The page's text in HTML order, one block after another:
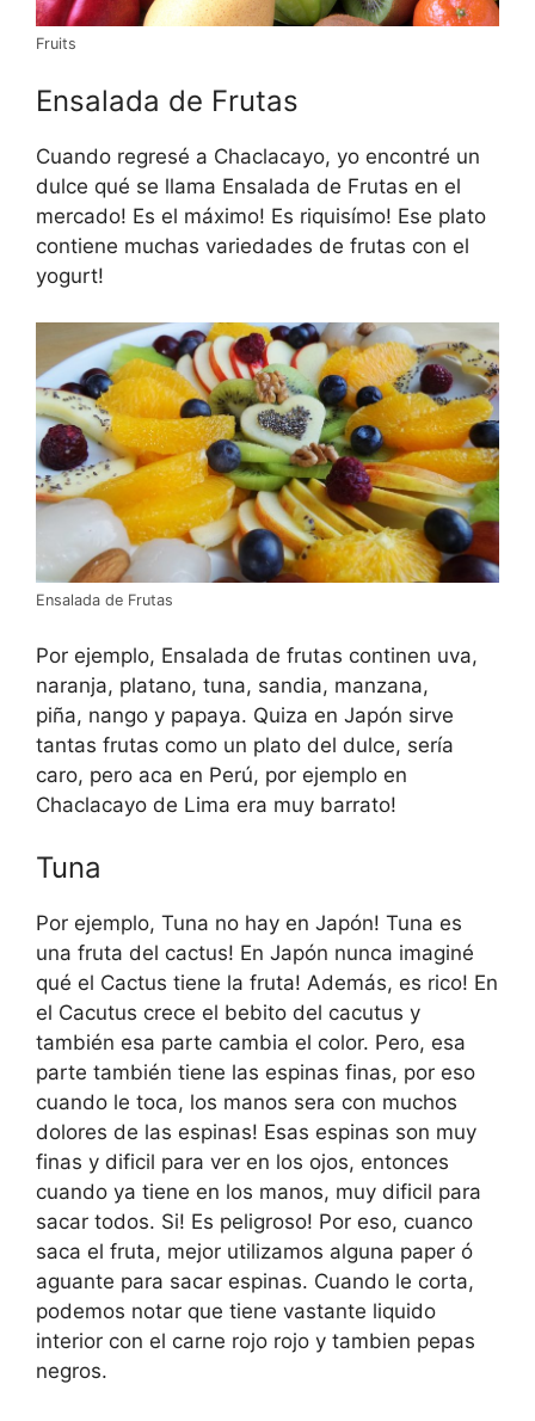
Fruits
Ensalada de Frutas
Cuando regresé a Chaclacayo, yo encontré un
dulce qué se llama Ensalada de Frutas en el
mercado! Es el máximo! Es riquisímo! Ese plato
contiene muchas variedades de frutas con el
yogurt!
Ensalada de Frutas
Por ejemplo, Ensalada de frutas continen uva,
naranja, platano, tuna, sandia, manzana,
piña, nango y papaya. Quiza en Japón sirve
tantas frutas como un plato del dulce, sería
caro, pero aca en Perú, por ejemplo en
Chaclacayo de Lima era muy barrato!
Tuna
Por ejemplo, Tuna no hay en Japón! Tuna es
una fruta del cactus! En Japón nunca imaginé
qué el Cactus tiene la fruta! Además, es rico! En
el Cacutus crece el bebito del cacutus y
también esa parte cambia el color. Pero, esa
parte también tiene las espinas finas, por eso
cuando le toca, los manos sera con muchos
dolores de las espinas! Esas espinas son muy
finas y dificil para ver en los ojos, entonces
cuando ya tiene en los manos, muy dificil para
sacar todos. Si! Es peligroso! Por eso, cuanco
saca el fruta, mejor utilizamos alguna paper ó
aguante para sacar espinas. Cuando le corta,
podemos notar que tiene vastante liquido
interior con el carne rojo rojo y tambien pepas
negros.